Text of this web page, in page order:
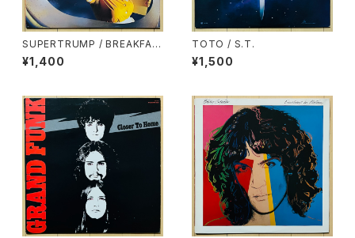
SUPERTRUMP / BREAKFAS
T IN AMERICA
¥1,400
TOTO / S.T.
¥1,500